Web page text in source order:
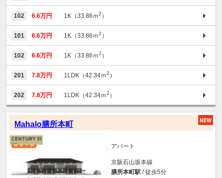
102 6.6万円 1K（33.86ｍ2 ）
101 6.6万円 1K（33.86ｍ2 ）
102 6.6万円 1K（33.86ｍ2 ）
201 7.8万円 1LDK（42.34ｍ2 ）
202 7.8万円 1LDK（42.34ｍ2 ）
Mahalo膳所本町
アパート
京阪石山坂本線
膳所本町駅 / 徒歩5分